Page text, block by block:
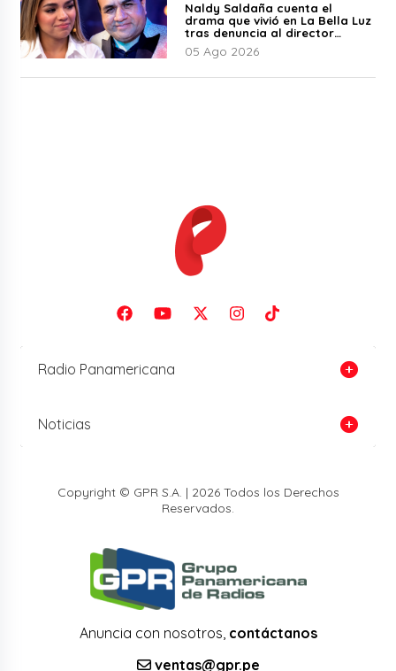
Naldy Saldaña cuenta el
drama que vivió en La Bella Luz
tras denuncia al director
musical: “No me parece justo”
05 Ago 2026
Radio Panamericana
Noticias
Copyright © GPR S.A. | 2026 Todos los Derechos
Reservados.
Anuncia con nosotros, contáctanos
ventas@gpr.pe